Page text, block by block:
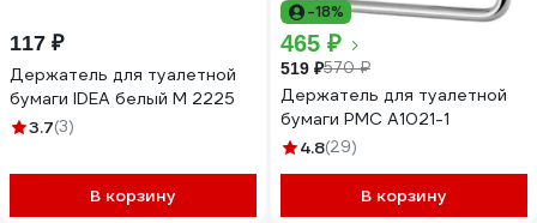
117 ₽
Держатель для туалетной
бумаги IDEA белый М 2225
3.7(3)
В корзину
-18%
465 ₽
519 ₽570 ₽
Держатель для туалетной
бумаги РМС A1021-1
4.8(29)
В корзину